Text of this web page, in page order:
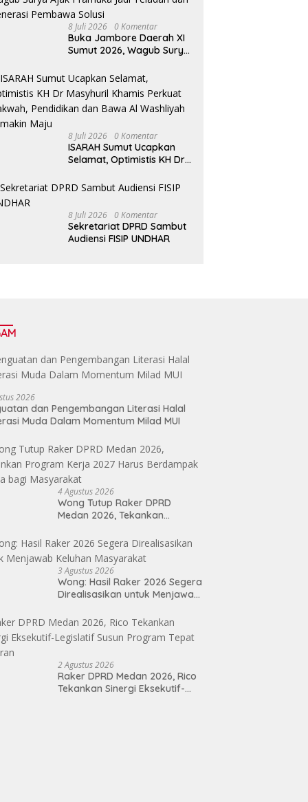
8 Juli 2026 0 Komentar
Buka Jambore Daerah XI
Sumut 2026, Wagub Surya
Teladan dan Generasi
Pembawa Solusi
8 Juli 2026 0 Komentar
ISARAH Sumut Ucapkan
Selamat, Optimistis KH Dr
Dakwah, Pendidikan dan
Semakin Maju
8 Juli 2026 0 Komentar
Sekretariat DPRD Sambut
Audiensi FISIP UNDHAR
2026
dan Pengembangan Literasi Halal
Muda Dalam Momentum Milad MUI
4 Agustus 2026
Wong Tutup Raker DPRD
Medan 2026, Tekankan
Berdampak Nyata bagi
Masyarakat
3 Agustus 2026
Wong: Hasil Raker 2026 Segera
Direalisasikan untuk Menjawab
2 Agustus 2026
Raker DPRD Medan 2026, Rico
Tekankan Sinergi Eksekutif-